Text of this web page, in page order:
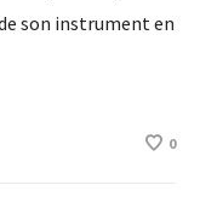
son instrument en
0